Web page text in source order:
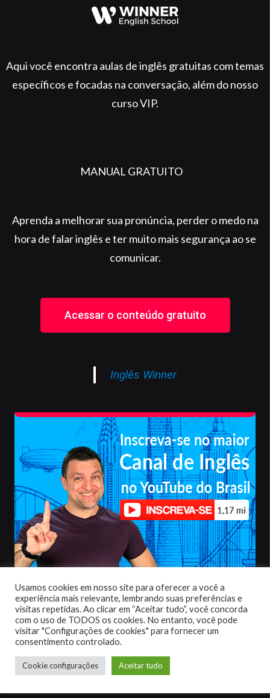
Usamos cookies em nosso site para oferecer a você a
experiência mais relevante, lembrando suas preferências e
visitas repetidas. Ao clicar em “Aceitar tudo”, você concorda
com o uso de TODOS os cookies. No entanto, você pode
visitar "Configurações de cookies" para fornecer um
consentimento controlado.
Cookie configurações Aceitar tudo
Aqui você encontra aulas de inglês gratuitas com temas
específicos e focadas na conversação, além do nosso
curso VIP.
MANUAL GRATUITO
Aprenda a melhorar sua pronúncia, perder o medo na
hora de falar inglês e ter muito mais segurança ao se
comunicar.
Acessar o conteúdo gratuito
Inglês Winner
Política de privacidade|Termos de uso